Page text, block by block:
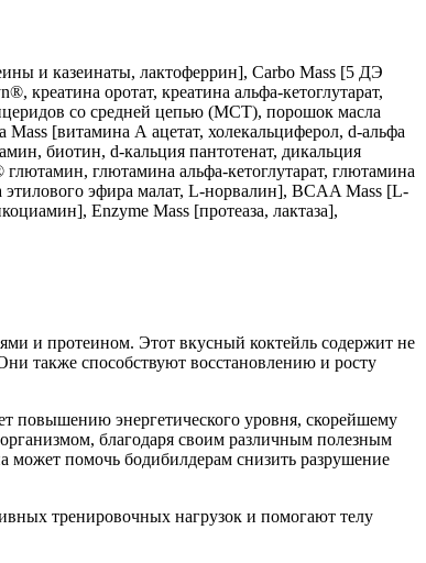
и казеинаты, лактоферрин], Carbo Mass [5 ДЭ
креатина оротат, креатина альфа-кетоглутарат,
со средней цепью (MCT), порошок масла
[витамина А ацетат, холекальциферол, d-альфа
биотин, d-кальция пантотенат, дикальция
глютамина альфа-кетоглутарат, глютамина
эфира малат, L-норвалин], BCAA Mass [L-
Enzyme Mass [протеаза, лактаза],
и протеином. Этот вкусный коктейль содержит не
также способствуют восстановлению и росту
повышению энергетического уровня, скорейшему
благодаря своим различным полезным
может помочь бодибилдерам снизить разрушение
тренировочных нагрузок и помогают телу